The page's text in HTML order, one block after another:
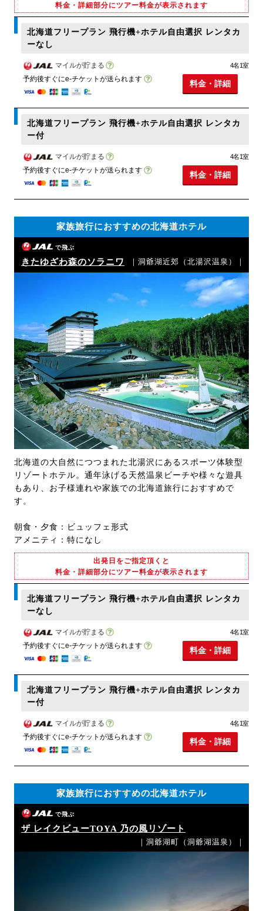
料金・詳細部分にツアー料金が表示されます
北海道フリープラン 飛行機+ホテル自由選択 レンタカ
ーなし
マイルが貯まる
予約後すぐにe-チケットが送られます
4名1室
料金・詳細
北海道フリープラン 飛行機+ホテル自由選択 レンタカ
ー付
マイルが貯まる
予約後すぐにe-チケットが送られます
4名1室
料金・詳細
家族旅行におすすめの北海道ホテル
で飛ぶ
きたゆざわ森のソラニワ ｜洞爺湖近郊（北湯沢温泉）｜
北海道の大自然につつまれた北湯沢にあるスポーツ体験型
リゾートホテル。通年泳げる天然温泉ビーチや様々な遊具
もあり、お子様連れや家族での北海道旅行におすすめで
す。
朝食・夕食：ビュッフェ形式
アメニティ：特になし
出発日をご指定頂くと
料金・詳細部分にツアー料金が表示されます
北海道フリープラン 飛行機+ホテル自由選択 レンタカ
ーなし
マイルが貯まる
予約後すぐにe-チケットが送られます
4名1室
料金・詳細
北海道フリープラン 飛行機+ホテル自由選択 レンタカ
ー付
マイルが貯まる
予約後すぐにe-チケットが送られます
4名1室
料金・詳細
家族旅行におすすめの北海道ホテル
で飛ぶ
ザ レイクビューTOYA 乃の風リゾート
｜洞爺湖町（洞爺湖温泉）｜